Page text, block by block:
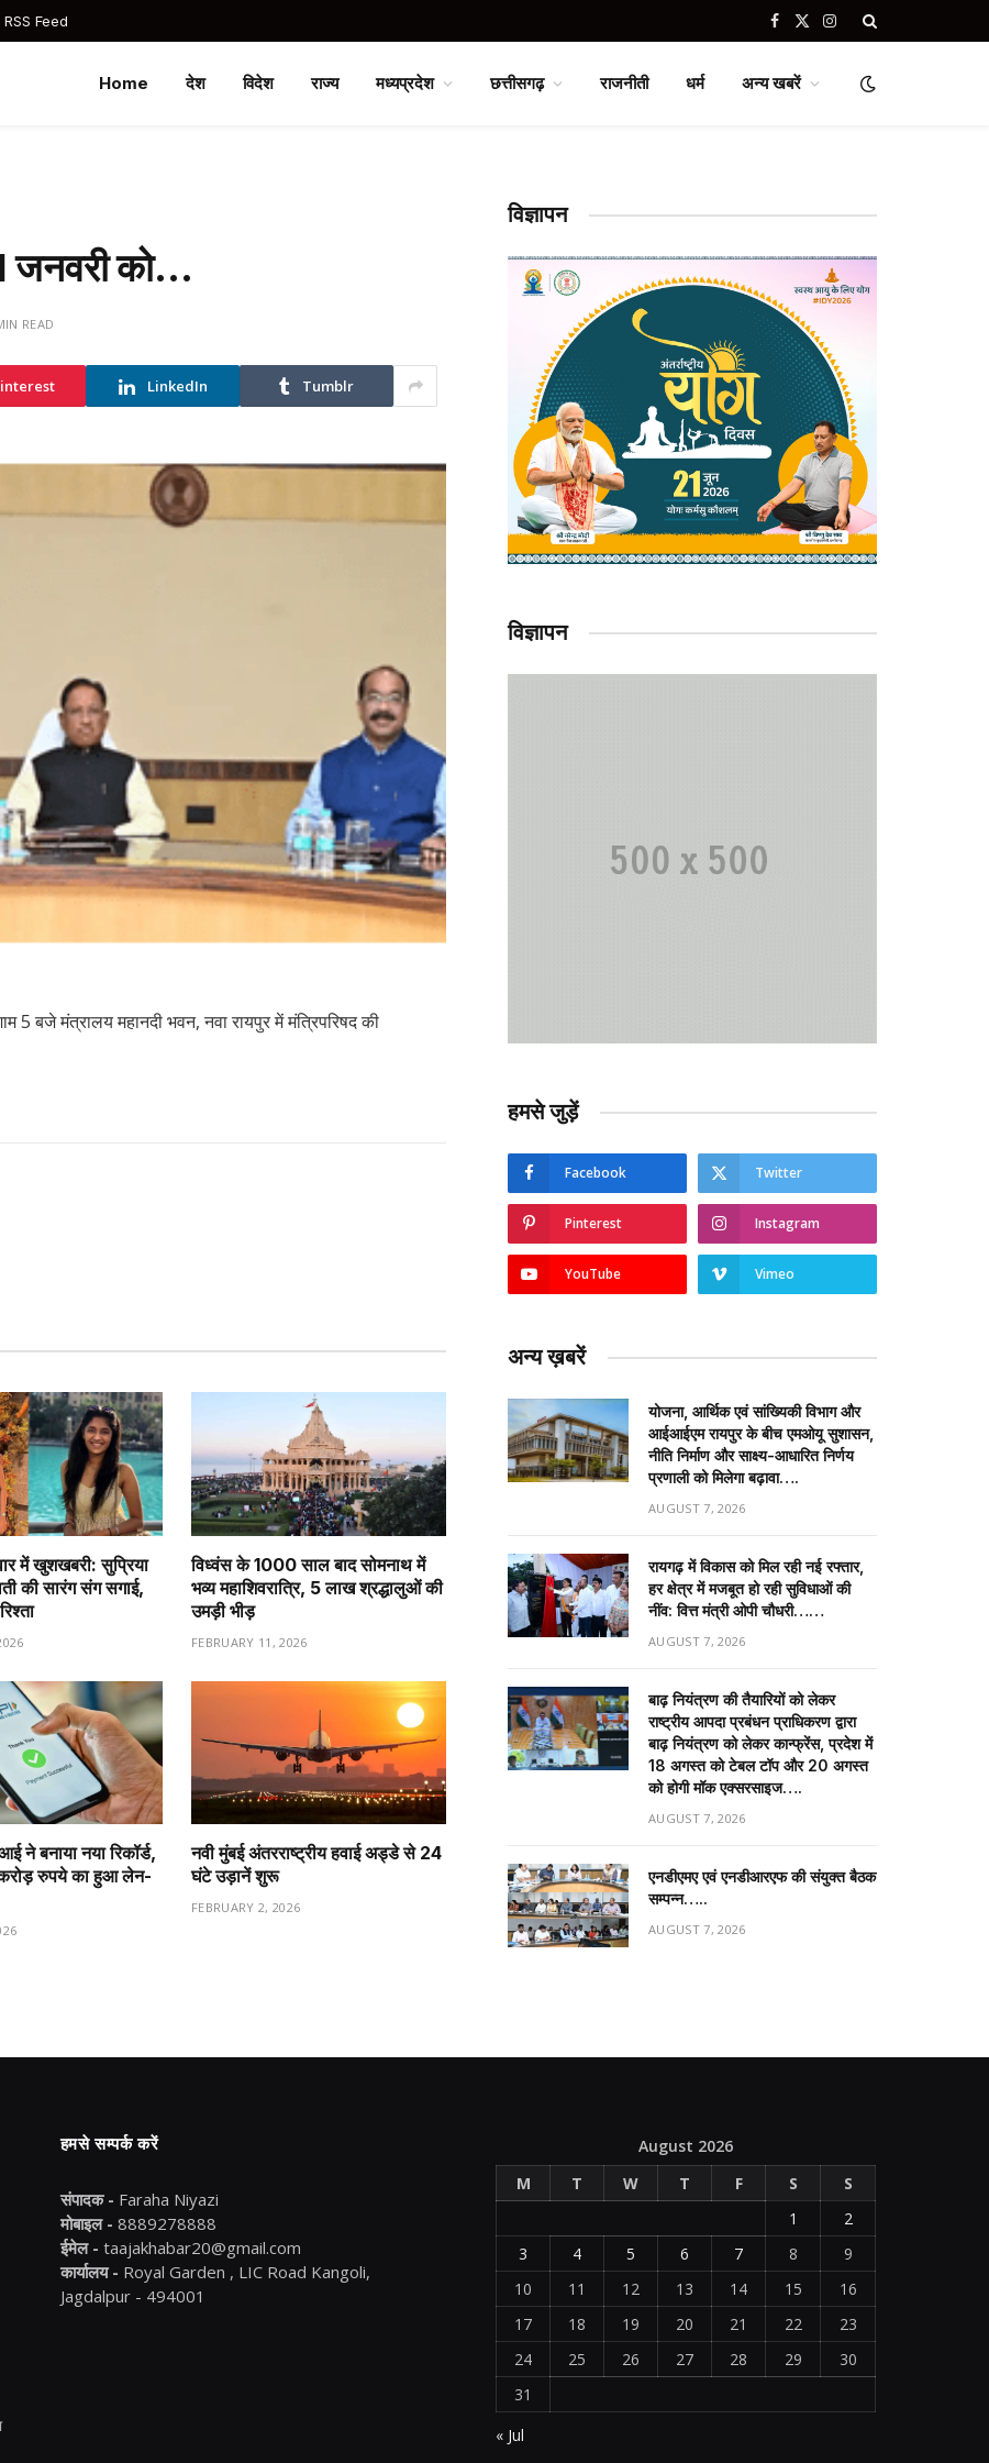
Feed Facebook
X
Instagram
Home देश विदेश राज्य मध्यप्रदेश छत्तीसगढ़ राजनीती धर्म अन्य खबरें
जनवरी को…
READ
LinkedIn Tumblr
5 बजे मंत्रालय महानदी भवन, नवा रायपुर में मंत्रिपरिषद की
में खुशखबरी: सुप्रिया
की सारंग संग सगाई,
विध्वंस के 1000 साल बाद सोमनाथ में
भव्य महाशिवरात्रि, 5 लाख श्रद्धालुओं की
उमड़ी भीड़
FEBRUARY 11, 2026
ने बनाया नया रिकॉर्ड,
रुपये का हुआ लेन-
नवी मुंबई अंतरराष्ट्रीय हवाई अड्डे से 24
घंटे उड़ानें शुरू
FEBRUARY 2, 2026
विज्ञापन
विज्ञापन
हमसे जुड़ें
Facebook Twitter
Pinterest Instagram
YouTube Vimeo
अन्य ख़बरें
योजना, आर्थिक एवं सांख्यिकी विभाग और
आईआईएम रायपुर के बीच एमओयू सुशासन,
नीति निर्माण और साक्ष्य-आधारित निर्णय
प्रणाली को मिलेगा बढ़ावा….
AUGUST 7, 2026
रायगढ़ में विकास को मिल रही नई रफ्तार,
हर क्षेत्र में मजबूत हो रही सुविधाओं की
नींव: वित्त मंत्री ओपी चौधरी……
AUGUST 7, 2026
बाढ़ नियंत्रण की तैयारियों को लेकर
राष्ट्रीय आपदा प्रबंधन प्राधिकरण द्वारा
बाढ़ नियंत्रण को लेकर कान्फ्रेंस, प्रदेश में
18 अगस्त को टेबल टॉप और 20 अगस्त
को होगी मॉक एक्सरसाइज….
AUGUST 7, 2026
एनडीएमए एवं एनडीआरएफ की संयुक्त बैठक
सम्पन्न…..
AUGUST 7, 2026
हमसे सम्पर्क करें
संपादक - Faraha Niyazi
मोबाइल - 8889278888
ईमेल - taajakhabar20@gmail.com
कार्यालय - Royal Garden , LIC Road Kangoli,
Jagdalpur - 494001
August 2026
M
T W T F S
S
1
2
3
4 5 6 7 8
9
10
11 12 13 14 15
16
17
18 19 20 21 22
23
24
25 26 27 28 29
30
31
« Jul